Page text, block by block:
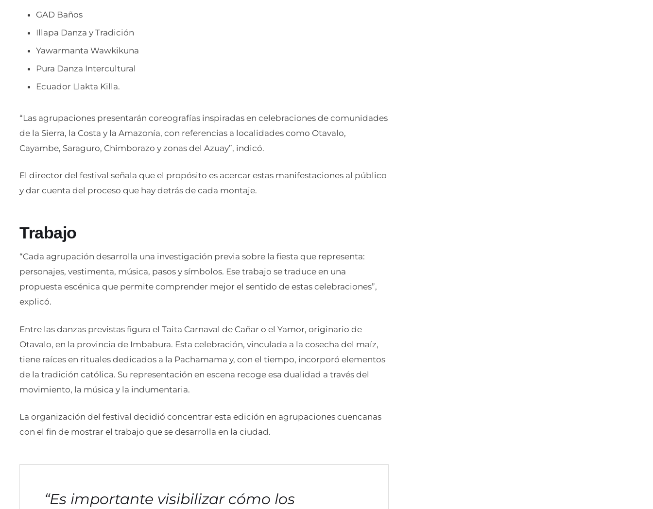
GAD Baños
Illapa Danza y Tradición
Yawarmanta Wawkikuna
Pura Danza Intercultural
Ecuador Llakta Killa.
“Las agrupaciones presentarán coreografías inspiradas en celebraciones de comunidades
de la Sierra, la Costa y la Amazonía, con referencias a localidades como Otavalo,
Cayambe, Saraguro, Chimborazo y zonas del Azuay”, indicó.
El director del festival señala que el propósito es acercar estas manifestaciones al público
y dar cuenta del proceso que hay detrás de cada montaje.
Trabajo
“Cada agrupación desarrolla una investigación previa sobre la fiesta que representa:
personajes, vestimenta, música, pasos y símbolos. Ese trabajo se traduce en una
propuesta escénica que permite comprender mejor el sentido de estas celebraciones”,
explicó.
Entre las danzas previstas figura el Taita Carnaval de Cañar o el Yamor, originario de
Otavalo, en la provincia de Imbabura. Esta celebración, vinculada a la cosecha del maíz,
tiene raíces en rituales dedicados a la Pachamama y, con el tiempo, incorporó elementos
de la tradición católica. Su representación en escena recoge esa dualidad a través del
movimiento, la música y la indumentaria.
La organización del festival decidió concentrar esta edición en agrupaciones cuencanas
con el fin de mostrar el trabajo que se desarrolla en la ciudad.
“Es importante visibilizar cómo los